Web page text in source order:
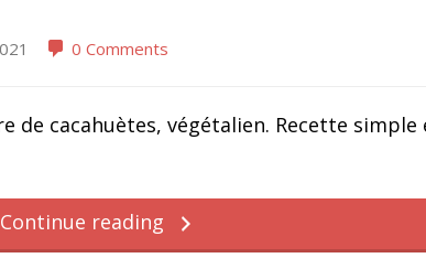
0 Comments
de cacahuètes, végétalien. Recette simple
Continue reading